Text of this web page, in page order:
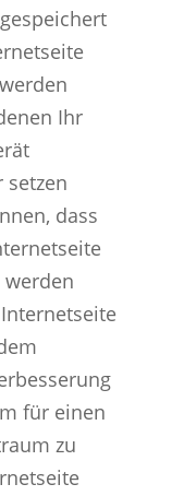
Ihr
dass
für einen
zu